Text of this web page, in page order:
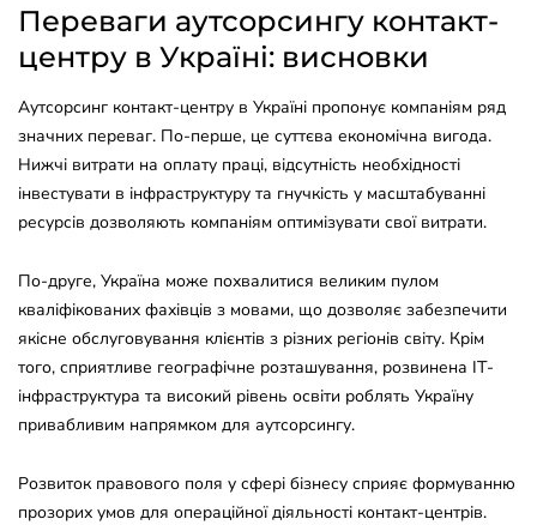
Переваги аутсорсингу контакт-
центру в Україні: висновки
Аутсорсинг контакт-центру в Україні пропонує компаніям ряд
значних переваг. По-перше, це суттєва економічна вигода.
Нижчі витрати на оплату праці, відсутність необхідності
інвестувати в інфраструктуру та гнучкість у масштабуванні
ресурсів дозволяють компаніям оптимізувати свої витрати.
По-друге, Україна може похвалитися великим пулом
кваліфікованих фахівців з мовами, що дозволяє забезпечити
якісне обслуговування клієнтів з різних регіонів світу. Крім
того, сприятливе географічне розташування, розвинена ІТ-
інфраструктура та високий рівень освіти роблять Україну
привабливим напрямком для аутсорсингу.
Розвиток правового поля у сфері бізнесу сприяє формуванню
прозорих умов для операційної діяльності контакт-центрів.